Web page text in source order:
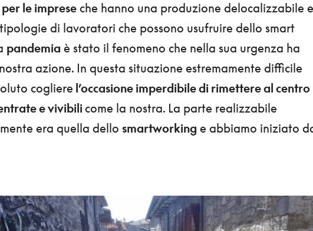
le impreseche hanno una produzione delocalizzabile e
di lavoratori che possono usufruire dello smart
pandemia è stato il fenomeno che nella sua urgenza ha
azione. In questa situazione estremamente difficile
cogliere l’occasione imperdibile di rimettere al centro
e vivibilicome la nostra. La parte realizzabile
era quella dello smartworking e abbiamo iniziato